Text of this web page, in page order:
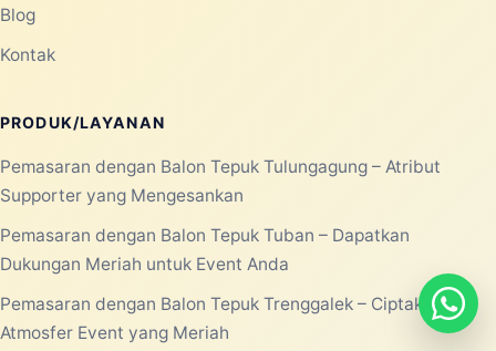
Blog
Kontak
PRODUK/LAYANAN
Pemasaran dengan Balon Tepuk Tulungagung – Atribut
Supporter yang Mengesankan
Pemasaran dengan Balon Tepuk Tuban – Dapatkan
Dukungan Meriah untuk Event Anda
Pemasaran dengan Balon Tepuk Trenggalek – Ciptakan
Atmosfer Event yang Meriah